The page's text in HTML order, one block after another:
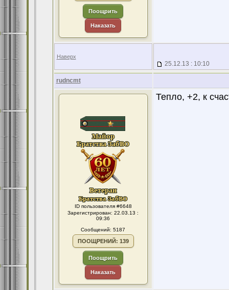
Поощрить
Наказать
Наверх
25.12.13 : 10:10
rudncmt
ID пользователя #6648
Зарегистрирован: 22.03.13 :
09:36
Сообщений: 5187
ПООЩРЕНИЙ: 139
Поощрить
Наказать
Тепло, +2, к